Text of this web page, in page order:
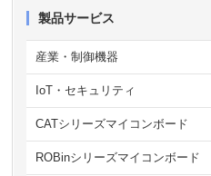
2026/5/7
2026/4/30
2026/4/1
2026/3/23 ワイヤ
製品サービス
産業・制御機器
IoT・セキュリティ
CATシリーズマイコンボード
ROBinシリーズマイコンボード